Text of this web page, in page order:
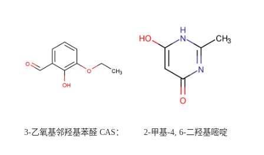
3-乙氧基邻羟基苯醛 CAS：
2-甲基-4, 6-二羟基嘧啶